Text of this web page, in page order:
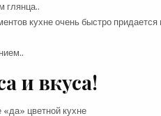
глянца..
кухне очень быстро
и вкуса!